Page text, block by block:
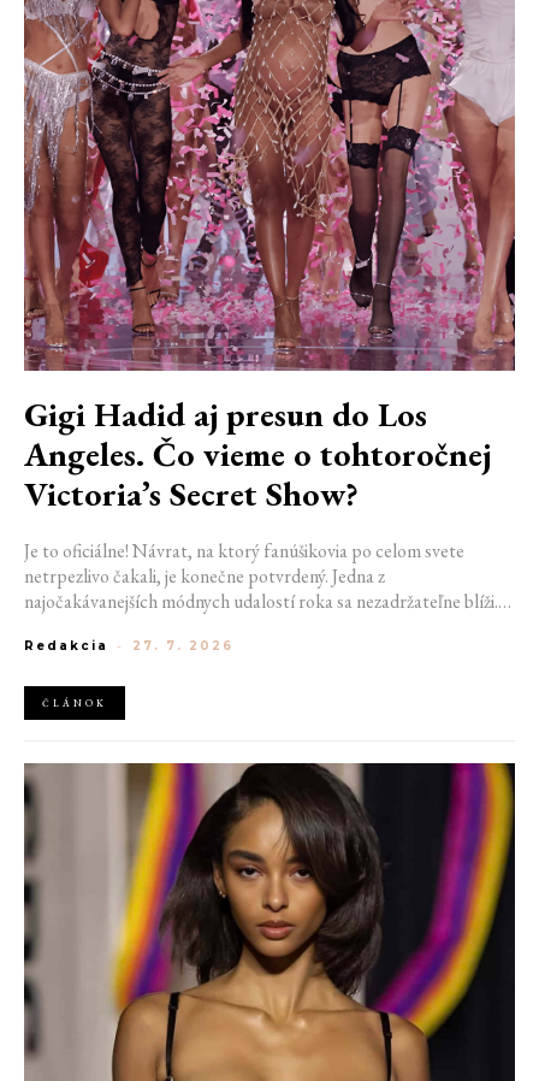
Gigi Hadid aj presun do Los
Angeles. Čo vieme o tohtoročnej
Victoria’s Secret Show?
Je to oficiálne! Návrat, na ktorý fanúšikovia po celom svete
netrpezlivo čakali, je konečne potvrdený. Jedna z
najočakávanejších módnych udalostí roka sa nezadržateľne blíži.
veľké novinky. Organizátori už prezradili miesto konania
prejde po ikonickom móle.
Redakcia - 27. 7. 2026
ČLÁNOK